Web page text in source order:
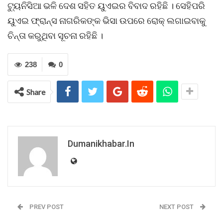
ଟ୍ୟୁନିସିଆ ଭଳି ଦେଶ ସହିତ ୟୁଏଇର ବିବାଦ ରହିଛି । ସେହିପରି
ୟୁଏଇ ଫ୍ରାନ୍ସ ନାଗରିକଙ୍କ ଭିସା ଉପରେ ରୋକ୍ ଲଗାଇବାକୁ
ଚିନ୍ତା କରୁଥିବା ସୂଚନା ରହିଛି ।
0
238
Share
Dumanikhabar.in
PREV POST NEXT POST